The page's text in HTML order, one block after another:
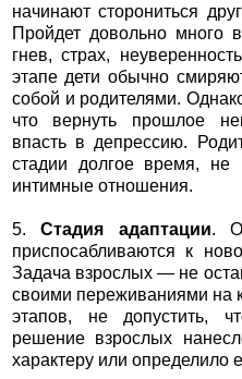
начинают сторониться
Пройдет довольно много
гнев, страх,
этапе дети обычно
собой и родителями.
что вернуть прошлое
впасть в депрессию.
стадии долгое время, не
интимные отношения.
5.Стадия адаптации.
приспосабливаются к
Задача взрослых — не
своими переживаниями на
этапов, не допустить,
решение взрослых
характеру или определило